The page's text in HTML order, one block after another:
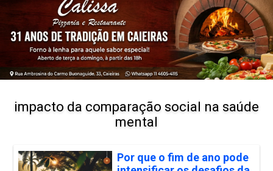
impacto da comparação social na saúde
mental
Por que o fim de ano pode